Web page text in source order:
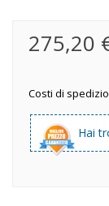
275,20
Costi di
Hai